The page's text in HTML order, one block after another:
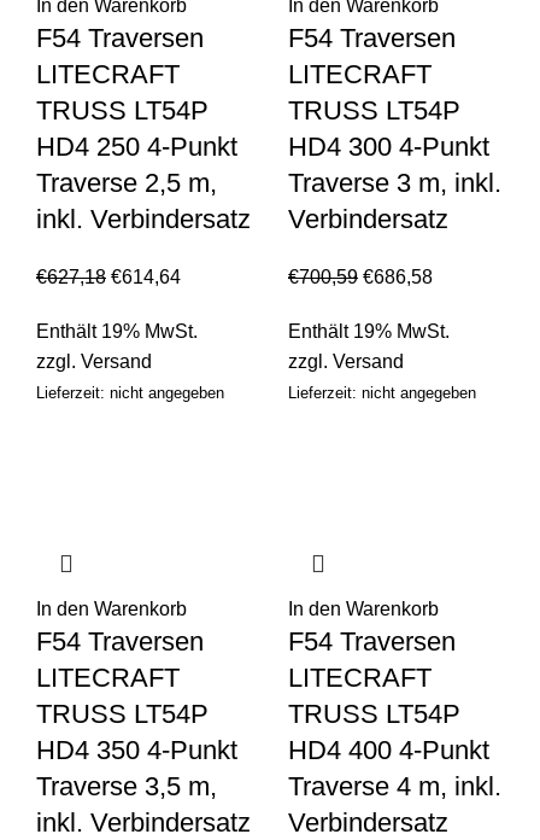
In den Warenkorb
F54 Traversen
LITECRAFT
TRUSS LT54P
HD4 250 4-Punkt
Traverse 2,5 m,
inkl. Verbindersatz
€627,18 €614,64
Enthält 19% MwSt.
zzgl. Versand
Lieferzeit: nicht angegeben
In den Warenkorb
F54 Traversen
LITECRAFT
TRUSS LT54P
HD4 300 4-Punkt
Traverse 3 m, inkl.
Verbindersatz
€700,59 €686,58
Enthält 19% MwSt.
zzgl. Versand
Lieferzeit: nicht angegeben
In den Warenkorb
F54 Traversen
LITECRAFT
TRUSS LT54P
HD4 350 4-Punkt
Traverse 3,5 m,
inkl. Verbindersatz
In den Warenkorb
F54 Traversen
LITECRAFT
TRUSS LT54P
HD4 400 4-Punkt
Traverse 4 m, inkl.
Verbindersatz